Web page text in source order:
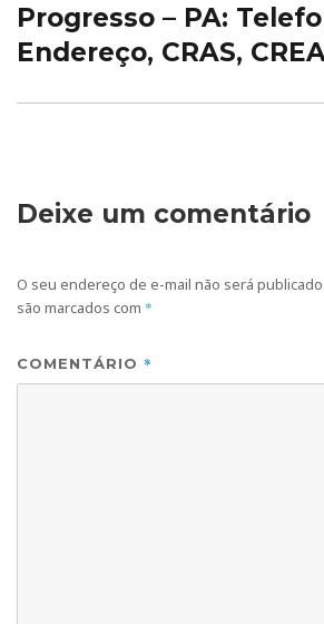
post:
Progresso – PA:
Endereço, CRAS,
Deixe um comentário
O seu endereço de e-mail não será publicado.
são marcados com *
COMENTÁRIO *